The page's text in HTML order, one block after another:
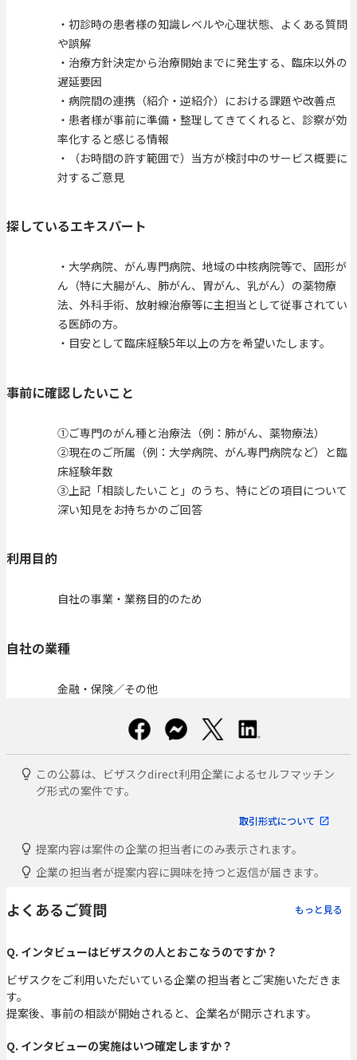
・初診時の患者様の知識レベルや心理状態、よくある質問
や誤解
・治療方針決定から治療開始までに発生する、臨床以外の
遅延要因
・病院間の連携（紹介・逆紹介）における課題や改善点
・患者様が事前に準備・整理してきてくれると、診察が効
率化すると感じる情報
・（お時間の許す範囲で）当方が検討中のサービス概要に
対するご意見
探しているエキスパート
・大学病院、がん専門病院、地域の中核病院等で、固形が
ん（特に大腸がん、肺がん、胃がん、乳がん）の薬物療
法、外科手術、放射線治療等に主担当として従事されてい
る医師の方。
・目安として臨床経験5年以上の方を希望いたします。
事前に確認したいこと
①ご専門のがん種と治療法（例：肺がん、薬物療法）
②現在のご所属（例：大学病院、がん専門病院など）と臨
床経験年数
③上記「相談したいこと」のうち、特にどの項目について
深い知見をお持ちかのご回答
利用目的
自社の事業・業務目的のため
自社の業種
金融・保険／その他
この公募は、ビザスクdirect利用企業によるセルフマッチン
グ形式の案件です。
取引形式について
提案内容は案件の企業の担当者にのみ表示されます。
企業の担当者が提案内容に興味を持つと返信が届きます。
よくあるご質問 もっと見る
Q. インタビューはビザスクの人とおこなうのですか？
ビザスクをご利用いただいている企業の担当者とご実施いただきま
す。
提案後、事前の相談が開始されると、企業名が開示されます。
Q. インタビューの実施はいつ確定しますか？